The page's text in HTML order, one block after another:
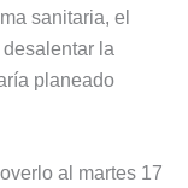
sanitaria, el
la
planeado
al martes 17